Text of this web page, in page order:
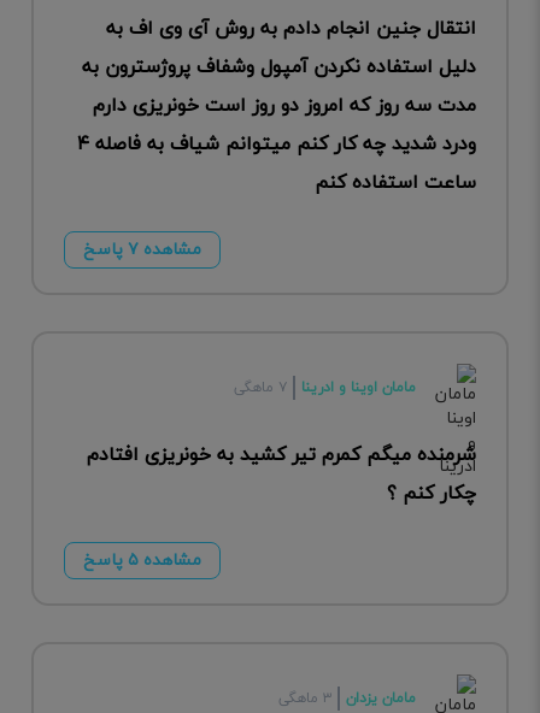
انتقال جنین انجام دادم به روش آی وی اف به
دلیل استفاده نکردن آمپول وشفاف پروژسترون به
مدت سه روز که امروز دو روز است خونریزی دارم
ودرد شدید چه کار کنم میتوانم شیاف به فاصله ۴
ساعت استفاده کنم
مشاهده ۷ پاسخ
مامان اوینا و ادرینا ۷ ماهگی
شرمنده میگم کمرم تیر کشید به خونریزی افتادم
چکار کنم ؟
مشاهده ۵ پاسخ
مامان یزدان ۳ ماهگی